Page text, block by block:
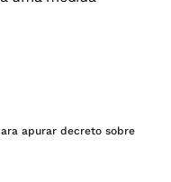
apurar decreto sobre